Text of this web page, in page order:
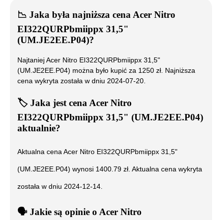
📉 Jaka była najniższa cenaAcer Nitro
EI322QURPbmiippx 31,5"
(UM.JE2EE.P04)?
NajtaniejAcer Nitro EI322QURPbmiippx 31,5"
(UM.JE2EE.P04) można było kupić za 1250 zł. Najniższa
cena wykryta została w dniu 2024-07-20
🏷️ Jaka jest cena Acer Nitro
EI322QURPbmiippx 31,5" (UM.JE2EE.P04)
aktualnie?
Aktualna cena Acer Nitro EI322QURPbmiippx 31,5"
(UM.JE2EE.P04) wynosi 1400.79 zł. Aktualna cena wykryta
została w dniu 2024-12-14
🗣️ ️ Jakie są opinie o Acer Nitro